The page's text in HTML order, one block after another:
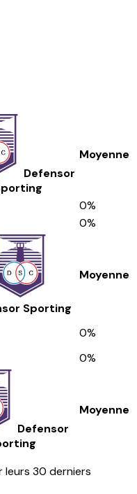
Defensor
Moyenne
0%
0%
Sporting
Moyenne
0%
0%
Defensor
Moyenne
30 derniers